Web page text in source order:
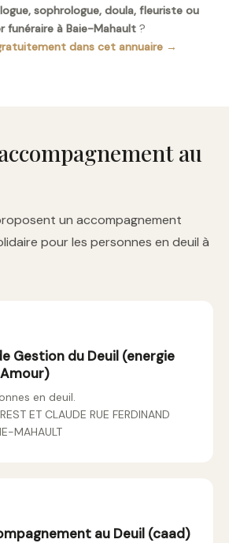
sophrologue, doula, fleuriste ou
funéraire à Baie-Mahault?
dans cet annuaire →
au
un accompagnement
pour les personnes en deuil à
Gestion du Deuil (energie
en deuil.
ET CLAUDE RUE FERDINAND
MAHAULT
au Deuil (caad)